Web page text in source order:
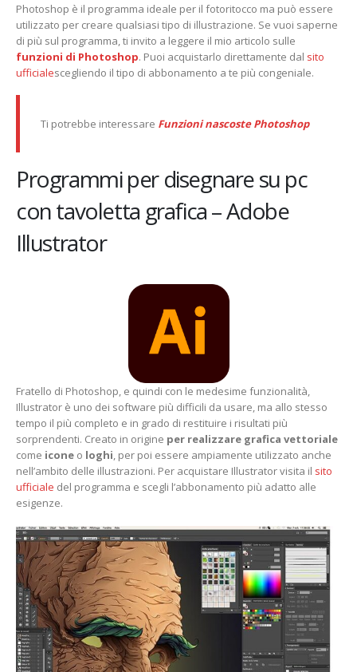
Photoshop è il programma ideale per il fotoritocco ma può essere
utilizzato per creare qualsiasi tipo di illustrazione. Se vuoi saperne
di più sul programma, ti invito a leggere il mio articolo sulle
funzioni di Photoshop. Puoi acquistarlo direttamente dal sito
ufficialescegliendo il tipo di abbonamento a te più congeniale.
Ti potrebbe interessare Funzioni nascoste Photoshop
Programmi per disegnare su pc
con tavoletta grafica – Adobe
Illustrator
Fratello di Photoshop, e quindi con le medesime funzionalità,
Illustrator è uno dei software più difficili da usare, ma allo stesso
tempo il più completo e in grado di restituire i risultati più
sorprendenti. Creato in origine per realizzare grafica vettoriale
come icone o loghi, per poi essere ampiamente utilizzato anche
nell’ambito delle illustrazioni. Per acquistare Illustrator visita il sito
ufficiale del programma e scegli l’abbonamento più adatto alle
esigenze.